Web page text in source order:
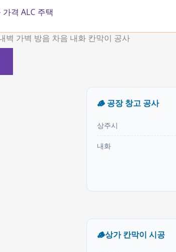
벽 가벽 방음 차음 내화 칸막이 공사
🪵 공장 창고 공사
상주시
내화
🪵상가 칸막이 시공